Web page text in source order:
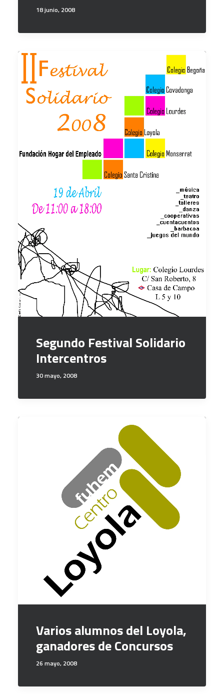
18 junio, 2008
Segundo Festival Solidario
Intercentros
30 mayo, 2008
Varios alumnos del Loyola,
ganadores de Concursos
26 mayo, 2008